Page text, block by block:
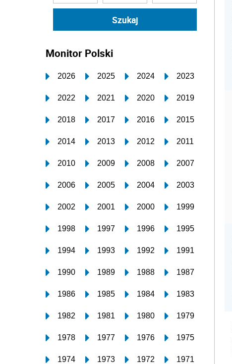
Monitor Polski
2026 2025 2024 2023
2022 2021 2020 2019
2018 2017 2016 2015
2014 2013 2012 2011
2010 2009 2008 2007
2006 2005 2004 2003
2002 2001 2000 1999
1998 1997 1996 1995
1994 1993 1992 1991
1990 1989 1988 1987
1986 1985 1984 1983
1982 1981 1980 1979
1978 1977 1976 1975
1974 1973 1972 1971